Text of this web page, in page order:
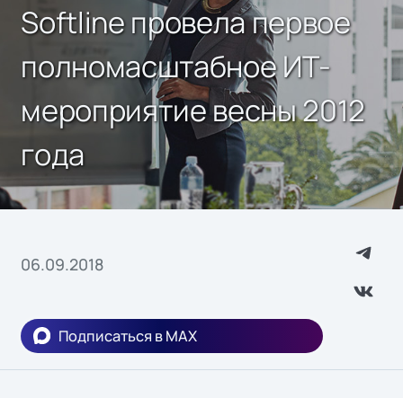
Softline провела первое
полномасштабное ИТ-
мероприятие весны 2012
года
06.09.2018
Подписаться в MAX